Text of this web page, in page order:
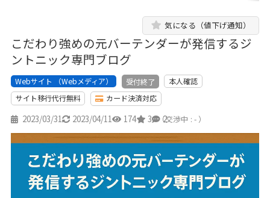
こだわり強めの元バーテンダーが発信するジ
ントニック専門ブログ
気になる（値下げ通知）
Webサイト （Webメディア） 受付終了
本人確認
サイト移行代行無料
カード決済対応
2023/03/31 2023/04/11 174 3 2
（交渉中 : - ）